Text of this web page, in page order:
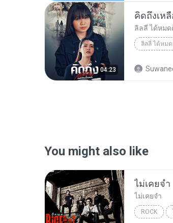
04:23
คิดถึงเห
ลิลลี่ ได้หม
ลิลลี่ ได้หม
You might also like
ไม่เคยจำ
ไม่เคยจำ
ROCK